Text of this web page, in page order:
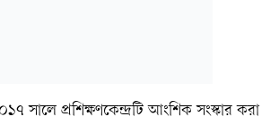
সালে প্রশিক্ষণকেন্দ্রটি আংশিক সংস্কার করা